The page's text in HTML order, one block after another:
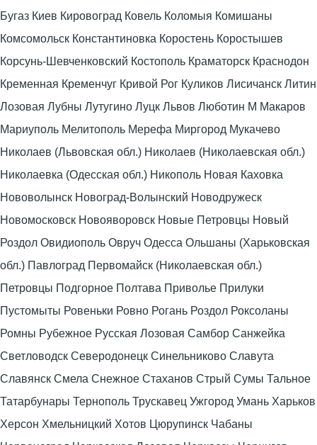
Бугаз Киев Кировоград Ковель Коломыя Комишаны
Комсомольск Константиновка Коростень Коростышев
Корсунь-Шевченковский Костополь Краматорск Краснодон
Кременная Кременчуг Кривой Рог Куликов Лисичанск Литин
Лозовая Лубны Лутугино Луцк Львов Люботин М Макаров
Мариуполь Мелитополь Мерефа Миргород Мукачево
Николаев (Львовская обл.) Николаев (Николаевская обл.)
Николаевка (Одесская обл.) Никополь Новая Каховка
Нововолынск Новоград-Волынский Новодружеск
Новомосковск Новояворовск Новые Петровцы Новый
Роздол Овидиополь Овруч Одесса Ольшаны (Харьковская
обл.) Павлоград Первомайск (Николаевская обл.)
Петровцы Подгорное Полтава Приволье Прилуки
Пустомыты Ровеньки Ровно Рогань Роздол Роксоланы
Ромны Рубежное Русская Лозовая Самбор Санжейка
Светловодск Северодонецк Синельниково Славута
Славянск Смела Снежное Стаханов Стрый Сумы Тальное
Татарбунары Тернополь Трускавец Ужгород Умань Харьков
Херсон Хмельницкий Хотов Цюрупинск Чабаны